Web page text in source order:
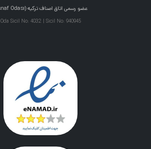
عضو رسمی اتاق اصناف ترکیه (Esnaf Odası)
Oda Sicil No: 4032 | Sicil No: 940945